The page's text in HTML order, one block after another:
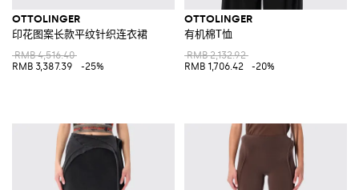
OTTOLINGER
印花图案长款平纹针织连衣裙
RMB 4,516.40
RMB 3,387.39
-25%
OTTOLINGER
有机棉T恤
RMB 2,132.92
RMB 1,706.42
-20%